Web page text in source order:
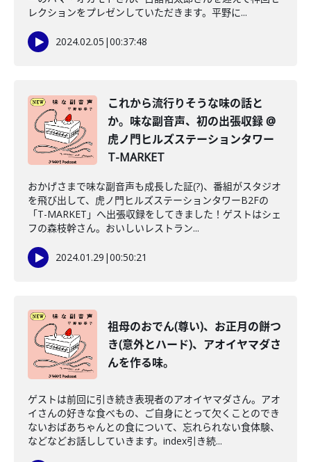
レクションをプレゼンしていただきます。平野に...
2024.02.05 |00:37:48
これから流行りそうな味の話と
か。味な副音声、初の出張収録 @
虎ノ門ヒルズステーションタワー
T-MARKET
おかげさまで味な副音声も成長した証(?)、番組がスタジオ
を飛び出して、虎ノ門ヒルズステーションタワーB2Fの
「T-MARKET」へ出張収録をしてきました！ゲストはシェ
フの森枝幹さん。おいしいレストラン...
2024.01.29 |00:50:21
祖母のおでん(尊い)、お正月の餅つ
き(意外とハード)、アオイヤマダさ
んを作る味。
ゲストは前回に引き続き表現者のアオイヤマダさん。アオ
イさんの好きな食べもの、ご自身にとって欠くことのでき
ないおばあちゃんとの食について、忘れられない食体験、
などなどお話ししていきます。index引き続...